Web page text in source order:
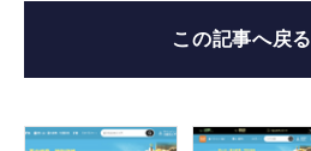
この記事へ戻る